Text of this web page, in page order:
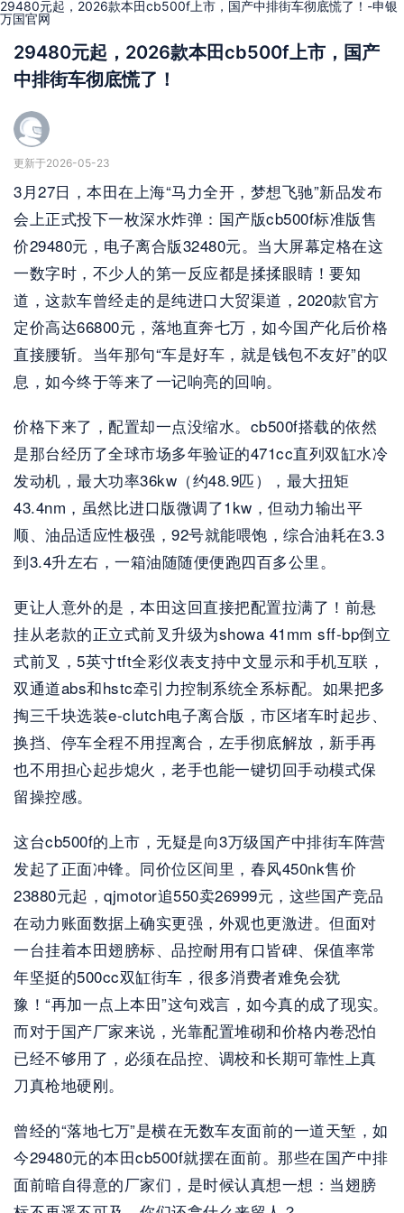
29480元起，2026款本田cb500f上市，国产中排街车彻底慌了！-申银
万国官网
29480元起，2026款本田cb500f上市，国产
中排街车彻底慌了！
更新于2026-05-23
3月27日，本田在上海“马力全开，梦想飞驰”新品发布
会上正式投下一枚深水炸弹：国产版cb500f标准版售
价29480元，电子离合版32480元。当大屏幕定格在这
一数字时，不少人的第一反应都是揉揉眼睛！要知
道，这款车曾经走的是纯进口大贸渠道，2020款官方
定价高达66800元，落地直奔七万，如今国产化后价格
直接腰斩。当年那句“车是好车，就是钱包不友好”的叹
息，如今终于等来了一记响亮的回响。
价格下来了，配置却一点没缩水。cb500f搭载的依然
是那台经历了全球市场多年验证的471cc直列双缸水冷
发动机，最大功率36kw（约48.9匹），最大扭矩
43.4nm，虽然比进口版微调了1kw，但动力输出平
顺、油品适应性极强，92号就能喂饱，综合油耗在3.3
到3.4升左右，一箱油随随便便跑四百多公里。
更让人意外的是，本田这回直接把配置拉满了！前悬
挂从老款的正立式前叉升级为showa 41mm sff-bp倒立
式前叉，5英寸tft全彩仪表支持中文显示和手机互联，
双通道abs和hstc牵引力控制系统全系标配。如果把多
掏三千块选装e-clutch电子离合版，市区堵车时起步、
换挡、停车全程不用捏离合，左手彻底解放，新手再
也不用担心起步熄火，老手也能一键切回手动模式保
留操控感。
这台cb500f的上市，无疑是向3万级国产中排街车阵营
发起了正面冲锋。同价位区间里，春风450nk售价
23880元起，qjmotor追550卖26999元，这些国产竞品
在动力账面数据上确实更强，外观也更激进。但面对
一台挂着本田翅膀标、品控耐用有口皆碑、保值率常
年坚挺的500cc双缸街车，很多消费者难免会犹
豫！“再加一点上本田”这句戏言，如今真的成了现实。
而对于国产厂家来说，光靠配置堆砌和价格内卷恐怕
已经不够用了，必须在品控、调校和长期可靠性上真
刀真枪地硬刚。
曾经的“落地七万”是横在无数车友面前的一道天堑，如
今29480元的本田cb500f就摆在面前。那些在国产中排
面前暗自得意的厂家们，是时候认真想一想：当翅膀